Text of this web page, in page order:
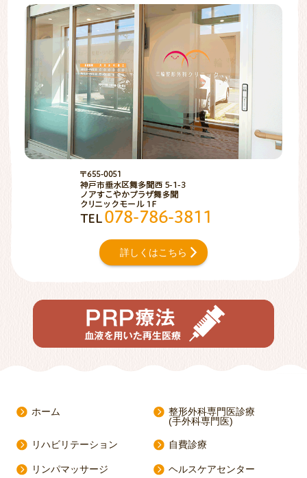
詳しくはこちら
ホーム
整形外科専門医診療
(手外科専門医)
リハビリテーション 自費診療
リンパマッサージ ヘルスケアセンター